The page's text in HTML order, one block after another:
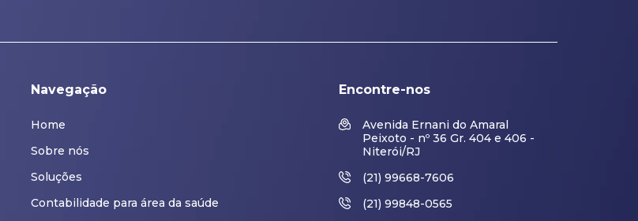
Navegação
Home
Sobre nós
Soluções
Contabilidade para área da saúde
Encontre-nos
Avenida Ernani do Amaral
Peixoto - nº 36 Gr. 404 e 406 -
Niterói/RJ
(21) 99668-7606
(21) 99848-0565